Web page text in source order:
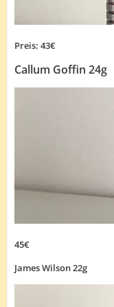
Preis: 43€
Callum Goffin 24g
45€
James Wilson 22g